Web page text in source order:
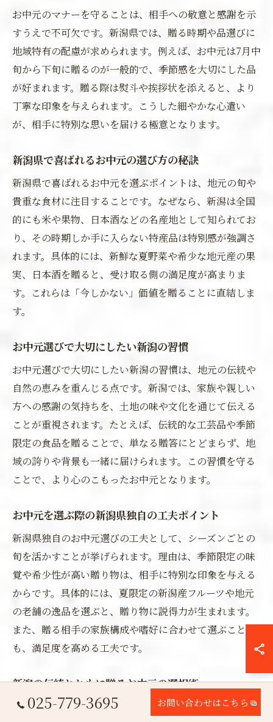
お中元のマナーを守ることは、相手への敬意と感謝を示
すうえで不可欠です。新潟県では、贈る時期や品選びに
地域特有の配慮が求められます。例えば、お中元は7月中
旬から下旬に贈るのが一般的で、季節感を大切にした品
が好まれます。贈る際は熨斗や挨拶状を添えると、より
丁寧な印象を与えられます。こうした細やかな心遣い
が、相手に特別な思いを届ける極意となります。
新潟県で喜ばれるお中元の選び方の秘訣
新潟県で喜ばれるお中元を選ぶポイントは、地元の旬や
貴重な食材に注目することです。なぜなら、新潟は全国
的にも米や果物、日本酒などの名産地として知られてお
り、その時期しか手に入らない特産品は特別感が強調さ
れます。具体的には、新鮮な夏野菜や希少な地元産の果
実、日本酒を贈ると、受け取る側の満足度が高まりま
す。これらは「今しかない」価値を贈ることに直結しま
す。
お中元選びで大切にしたい新潟の習慣
お中元選びで大切にしたい新潟の習慣は、地元の伝統や
自然の恵みを重んじる点です。新潟では、家族や親しい
方への感謝の気持ちを、土地の味や文化を通じて伝える
ことが重視されます。たとえば、伝統的な工芸品や季節
限定の食品を贈ることで、単なる贈答にとどまらず、地
域の誇りや背景も一緒に届けられます。この習慣を守る
ことで、より心のこもったお中元となります。
お中元を選ぶ際の新潟県独自の工夫ポイント
新潟県独自のお中元選びの工夫として、シーズンごとの
旬を活かすことが挙げられます。理由は、季節限定の味
覚や希少性が高い贈り物は、相手に特別な印象を与える
からです。具体的には、夏限定の新潟産フルーツや地元
の老舗の逸品を選ぶと、贈り物に説得力が生まれます。
また、贈る相手の家族構成や嗜好に合わせて選ぶこと
も、満足度を高める工夫です。
新潟の伝統とともに贈るお中元の選択術
新潟の伝統を活かしたお中元の選択術は、地域文化や歴
025-779-3695 お問い合わせはこちら